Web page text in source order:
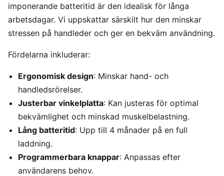
imponerande batteritid är den idealisk för långa
arbetsdagar. Vi uppskattar särskilt hur den minskar
stressen på handleder och ger en bekväm användning.
Fördelarna inkluderar:
Ergonomisk design: Minskar hand- och
handledsrörelser.
Justerbar vinkelplatta: Kan justeras för optimal
bekvämlighet och minskad muskelbelastning.
Lång batteritid: Upp till 4 månader på en full
laddning.
Programmerbara knappar: Anpassas efter
användarens behov.